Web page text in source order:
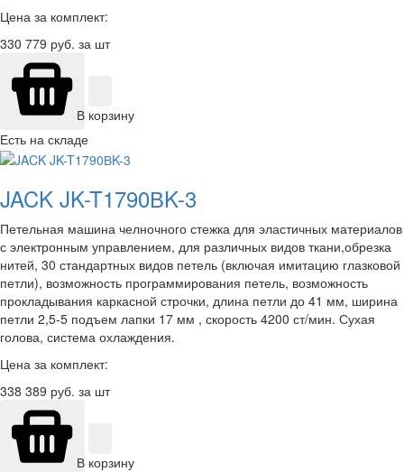
Цена за комплект:
330 779 руб. за шт
В корзину
Есть на складе
JACK JK-T1790ВK-3
Петельная машина челночного стежка для эластичных материалов
с электронным управлением, для различных видов ткани,обрезка
нитей, 30 стандартных видов петель (включая имитацию глазковой
петли), возможность программирования петель, возможность
прокладывания каркасной строчки, длина петли до 41 мм, ширина
петли 2,5-5 подъем лапки 17 мм , скорость 4200 ст/мин. Сухая
голова, система охлаждения.
Цена за комплект:
338 389 руб. за шт
В корзину